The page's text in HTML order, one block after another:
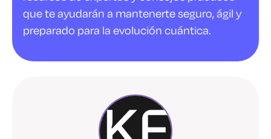
que te ayudarán a mantenerte seguro, ágil y
preparado para la evolución cuántica.